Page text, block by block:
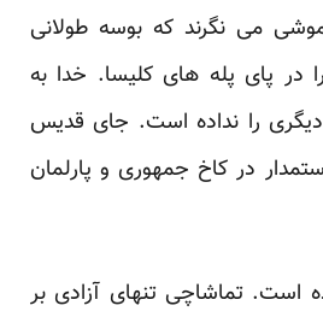
می نگرند که بوسه طولانی
در پای پله های کلیسا. خدا به
را نداده است. جای قدیس
در کاخ جمهوری و پارلمان
است. تماشاچی تنهای آزادی بر